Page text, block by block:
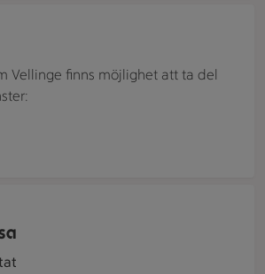
Vellinge finns möjlighet att ta del